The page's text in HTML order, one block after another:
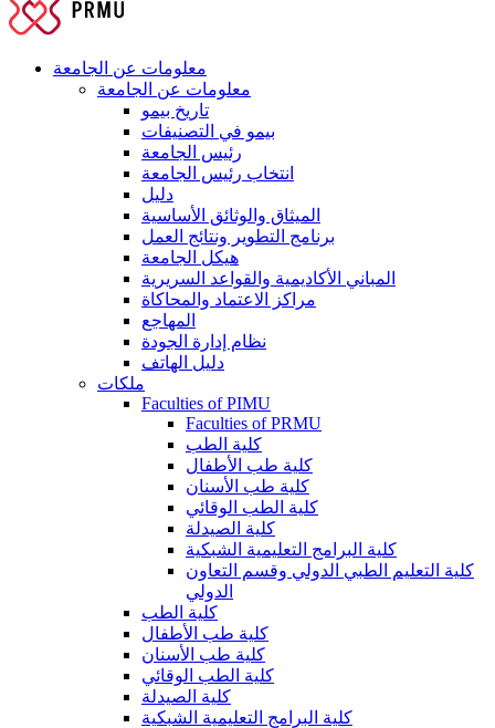
معلومات عن الجامعة
معلومات عن الجامعة
تاريخ بيمو
بيمو في التصنيفات
رئيس الجامعة
انتخاب رئيس الجامعة
دليل
الميثاق والوثائق الأساسية
برنامج التطوير ونتائج العمل
هيكل الجامعة
المباني الأكاديمية والقواعد السريرية
مراكز الاعتماد والمحاكاة
المهاجع
نظام إدارة الجودة
دليل الهاتف
ملكات
Faculties of PIMU
Faculties of PRMU
كلية الطب
كلية طب الأطفال
كلية طب الأسنان
كلية الطب الوقائي
كلية الصيدلة
كلية البرامج التعليمية الشبكية
كلية التعليم الطبي الدولي وقسم التعاون
الدولي
كلية الطب
كلية طب الأطفال
كلية طب الأسنان
كلية الطب الوقائي
كلية الصيدلة
كلية البرامج التعليمية الشبكية